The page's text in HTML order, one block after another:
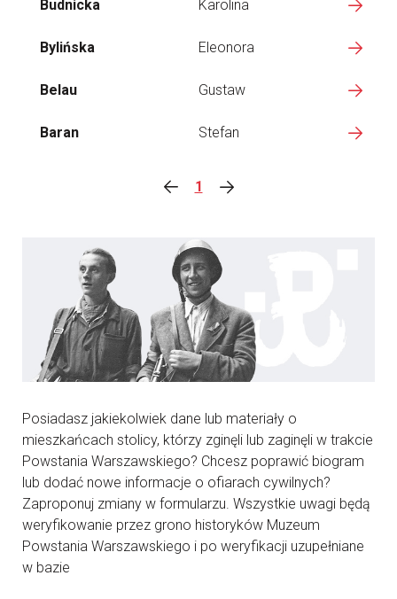
Budnicka Karolina
Bylińska Eleonora
Belau Gustaw
Baran Stefan
1
Posiadasz jakiekolwiek dane lub materiały o
mieszkańcach stolicy, którzy zginęli lub zaginęli w trakcie
Powstania Warszawskiego? Chcesz poprawić biogram
lub dodać nowe informacje o ofiarach cywilnych?
Zaproponuj zmiany w formularzu. Wszystkie uwagi będą
weryfikowanie przez grono historyków Muzeum
Powstania Warszawskiego i po weryfikacji uzupełniane
w bazie